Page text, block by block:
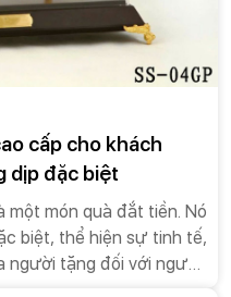
cấp cho khách
dịp đặc biệt
một món quà đắt tiền. Nó
biệt, thể hiện sự tinh tế,
người tặng đối với người